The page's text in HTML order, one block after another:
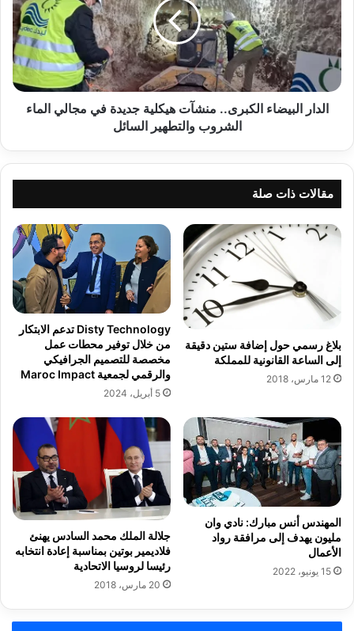
منشآت
هيكلية
جديدة
في
مجالي
الماء
الشروب
الدار البيضاء الكبرى.. منشآت هيكلية جديدة في مجالي الماء
الشروب والتطهير السائل
مقالات ذات صلة
بلاغ رسمي حول إضافة ستين دقيقة
إلى الساعة القانونية للمملكة
12 مارس، 2018
Disty Technology تدعم الابتكار
من خلال توفير محطات عمل
مخصصة للتصميم الجرافيكي
والرقمي لجمعية Maroc Impact
5 أبريل، 2024
المهندس أنس مبارك: نادي وان
مليون يهدف إلى مرافقة رواد
الأعمال
15 يونيو، 2022
جلالة الملك محمد السادس يهنئ
فلاديمير بوتين بمناسبة إعادة انتخابه
رئيسا لروسيا الاتحادية
20 مارس، 2018